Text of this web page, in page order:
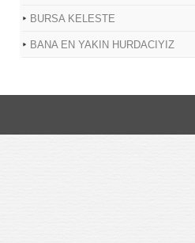
BURSA KELESTE
BANA EN YAKIN HURDACIYIZ